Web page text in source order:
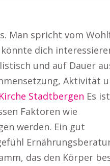
Man spricht vom
dich
und auf Dauer
Aktivität
Kirche Stadtbergen Es
Faktoren wie
werden. Ein gut
das den Körper